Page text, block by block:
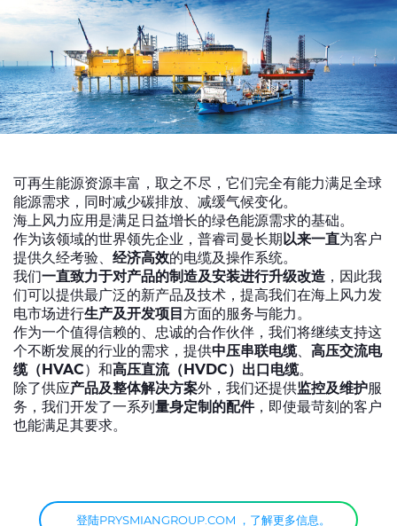
联系我们
媒体
我的普睿司曼
全球网站
可再生能源资源丰富，取之不尽，它们完全有能力满足全球
能源需求，同时减少碳排放、减缓气候变化。
海上风力应用是满足日益增长的绿色能源需求的基础。
作为该领域的世界领先企业，普睿司曼长期 以来一直为客户
提供久经考验、 经济高效的电缆及操作系统。
我们一直致力于对产品的制造及安装进行升级改造 ，因此我
们可以提供最广泛的新产品及技术，提高我们在海上风力发
电市场进行生产及开发项目方面的服务与能力。
作为一个值得信赖的、忠诚的合作伙伴，我们将继续支持这
个不断发展的行业的需求，提供中压串联电缆、 高压交流电
缆（HVAC）和高压直流（HVDC）出口电缆。
除了供应产品及整体解决方案外，我们还提供监控及维护服
务，我们开发了一系列量身定制的配件，即使最苛刻的客户
也能满足其要求。
登陆PRYSMIANGROUP.COM ，了解更多信息。